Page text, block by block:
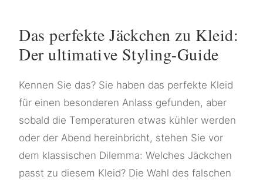
Das perfekte Jäckchen zu Kleid:
Der ultimative Styling-Guide
Kennen Sie das? Sie haben das perfekte Kleid
für einen besonderen Anlass gefunden, aber
sobald die Temperaturen etwas kühler werden
oder der Abend hereinbricht, stehen Sie vor
dem klassischen Dilemma: Welches Jäckchen
passt zu diesem Kleid? Die Wahl des falschen